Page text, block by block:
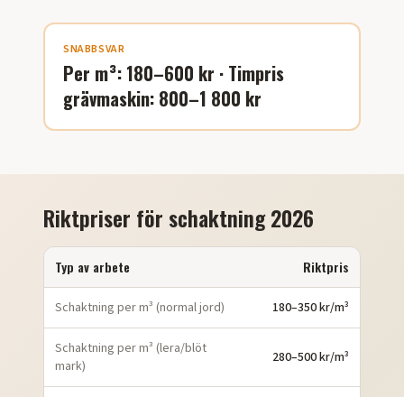
SNABBSVAR
Per m³: 180–600 kr · Timpris
grävmaskin: 800–1 800 kr
Riktpriser för schaktning 2026
Typ av arbete Riktpris
Schaktning per m³ (normal jord) 180–350 kr/m³
Schaktning per m³ (lera/blöt
mark)
280–500 kr/m³